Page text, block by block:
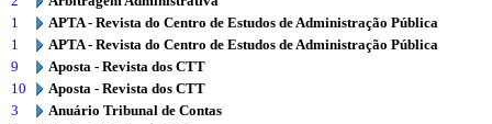
1
APTA - Revista do Centro de Estudos de Administração Pública
1
APTA - Revista do Centro de Estudos de Administração Pública
9
Aposta - Revista dos CTT
10
Aposta - Revista dos CTT
3
Anuário Tribunal de Contas